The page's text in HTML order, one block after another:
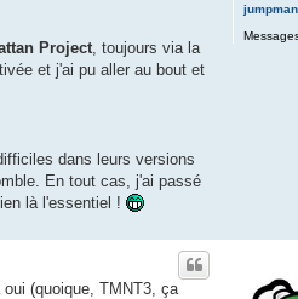
jumpman
Project , toujours via la
et j'ai pu aller au bout et
dans leurs versions
En tout cas, j'ai passé
là l'essentiel !
(quoique, TMNT3, ça